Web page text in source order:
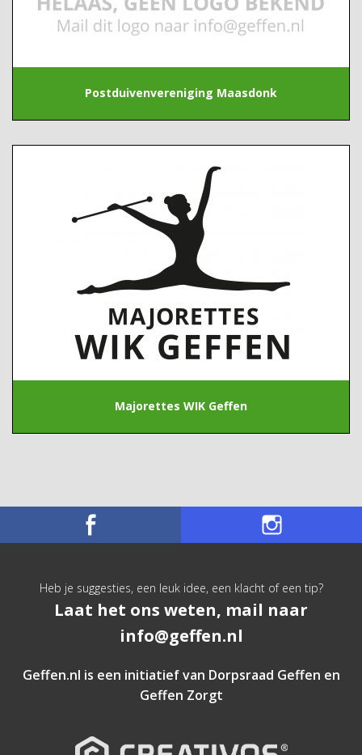
Postduivenvereniging Maasdonk
Majorettes WIK Geffen
Heb je suggesties, een leuk idee, een klacht of een tip?
Laat het ons weten, mail naar
info@geffen.nl
Geffen.nl is een initiatief van Dorpsraad Geffen en
Geffen Zorgt